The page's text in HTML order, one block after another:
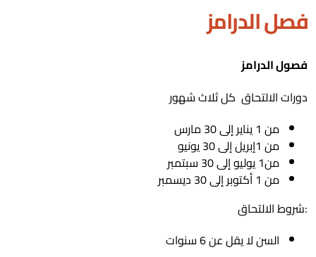
فصل الدرامز
فصول الدرامز
دورات الالتحاق كل ثلاث شهور
من 1 يناير إلى 30 مارس
من 1إبريل إلى 30 يونيو
من1 يوليو إلى 30 سبتمبر
من 1 أكتوبر إلى 30 ديسمبر
:شروط الالتحاق
السن لا يقل عن 6 سنوات